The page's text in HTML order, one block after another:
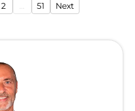
2 ... 51 Next